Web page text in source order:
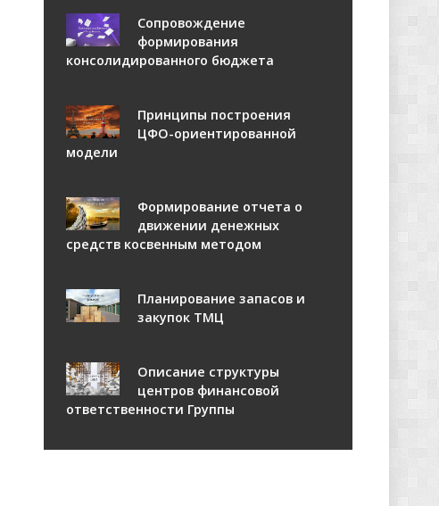
Сопровождение
формирования
консолидированного бюджета
Принципы построения
ЦФО-ориентированной
модели
Формирование отчета о
движении денежных
средств косвенным методом
Планирование запасов и
закупок ТМЦ
Описание структуры
центров финансовой
ответственности Группы